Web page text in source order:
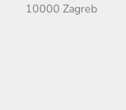
10000 Zagreb